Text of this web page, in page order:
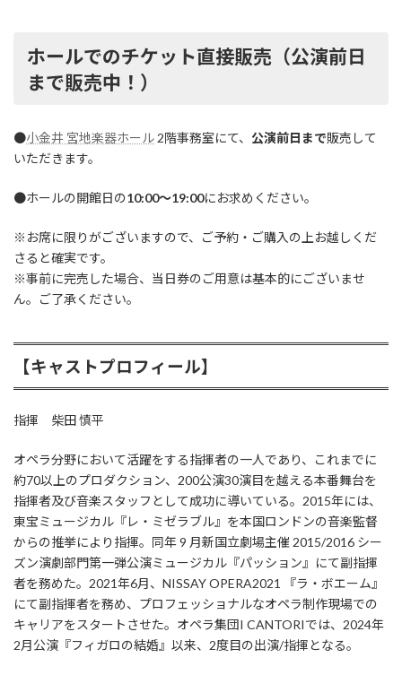
ホールでのチケット直接販売（公演前日
まで販売中！）
●小金井 宮地楽器ホール 2階事務室にて、 公演前日まで販売して
いただきます。
●ホールの開館日の10:00〜19:00にお求めください。
※お席に限りがございますので、ご予約・ご購入の上お越しくだ
さると確実です。
※事前に完売した場合、当日券のご用意は基本的にございませ
ん。ご了承ください。
【キャストプロフィール】
指揮 柴田 慎平
オペラ分野において活躍をする指揮者の一人であり、これまでに
約70以上のプロダクション、200公演30演目を越える本番舞台を
指揮者及び音楽スタッフとして成功に導いている。2015年には、
東宝ミュージカル『レ・ミゼラブル』を本国ロンドンの音楽監督
からの推挙により指揮。同年 9 月新国立劇場主催 2015/2016 シー
ズン演劇部門第一弾公演ミュージカル『パッション』にて副指揮
者を務めた。2021年6月、NISSAY OPERA2021 『ラ・ボエーム』
にて副指揮者を務め、プロフェッショナルなオペラ制作現場での
キャリアをスタートさせた。オペラ集団I CANTORIでは、2024年
2月公演『フィガロの結婚』以来、2度目の出演/指揮となる。